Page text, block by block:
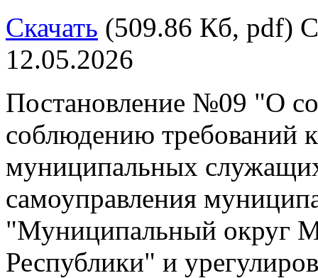
Скачать (509.86 Кб, pdf)
12.05.2026
Постановление №09 "О
соблюдению требований
муниципальных
самоуправления
"Муниципальный округ
Республики" и